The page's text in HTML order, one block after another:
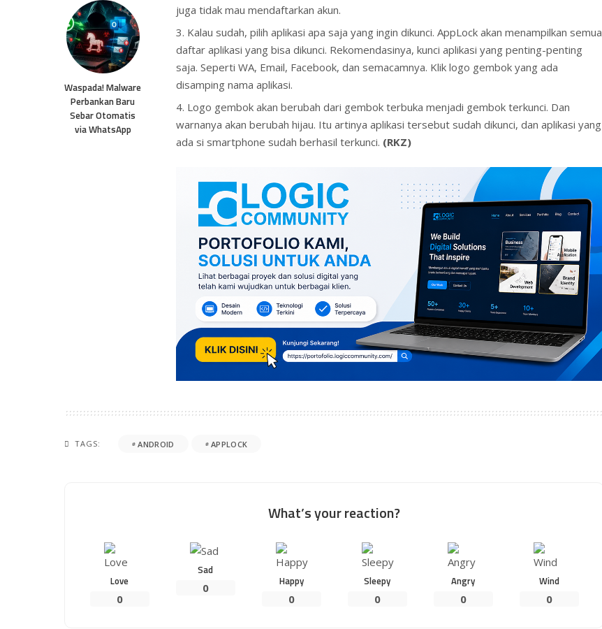
Waspada! Malware
Perbankan Baru
Sebar Otomatis
via WhatsApp
juga tidak mau mendaftarkan akun.
Kalau sudah, pilih aplikasi apa saja yang ingin dikunci. AppLock akan menampilkan semua
daftar aplikasi yang bisa dikunci. Rekomendasinya, kunci aplikasi yang penting-penting
saja. Seperti WA, Email, Facebook, dan semacamnya. Klik logo gembok yang ada
disamping nama aplikasi.
Logo gembok akan berubah dari gembok terbuka menjadi gembok terkunci. Dan
warnanya akan berubah hijau. Itu artinya aplikasi tersebut sudah dikunci, dan aplikasi yang
ada si smartphone sudah berhasil terkunci. (RKZ)
TAGS: ANDROID APPLOCK
What’s your reaction?
Love
0
Sad
0
Happy
0
Sleepy
0
Angry
0
Wind
0